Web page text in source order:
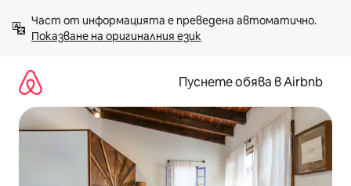
към
съдържанието
Показване на оригиналния език
Пуснете обява в Airbnb